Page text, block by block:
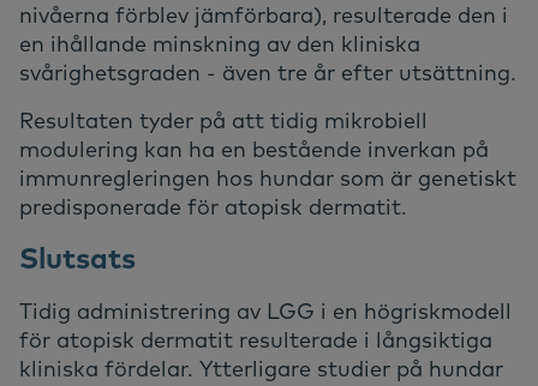
nivåerna förblev jämförbara), resulterade den i
en ihållande minskning av den kliniska
svårighetsgraden - även tre år efter utsättning.
Resultaten tyder på att tidig mikrobiell
modulering kan ha en bestående inverkan på
immunregleringen hos hundar som är genetiskt
predisponerade för atopisk dermatit.
Slutsats
Tidig administrering av LGG i en högriskmodell
för atopisk dermatit resulterade i långsiktiga
kliniska fördelar. Ytterligare studier på hundar